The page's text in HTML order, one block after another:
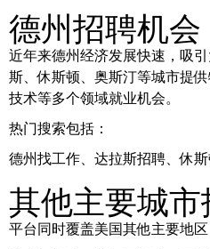
德州招聘机会
近年来德州经济发展快速，吸
斯、休斯顿、奥斯汀等城市提
技术等多个领域就业机会。
热门搜索包括：
德州找工作、达拉斯招聘、休斯
其他主要城
平台同时覆盖美国其他主要地区